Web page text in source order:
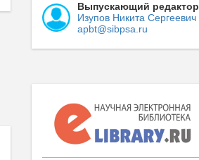
Выпускающий редактор
Изупов Никита Сергеевич
apbt@sibpsa.ru